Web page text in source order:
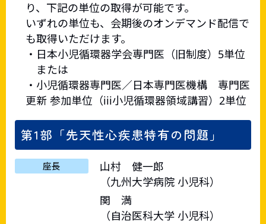
り、下記の単位の取得が可能です。
いずれの単位も、会期後のオンデマンド配信で
も取得いただけます。
・日本小児循環器学会専門医（旧制度）5単位
または
・小児循環器専門医／日本専門医機構 専門医
更新 参加単位（iii小児循環器領域講習）2単位
第1部「先天性心疾患特有の問題」
座長
山村 健一郎
（九州大学病院 小児科）
関 満
（自治医科大学 小児科）